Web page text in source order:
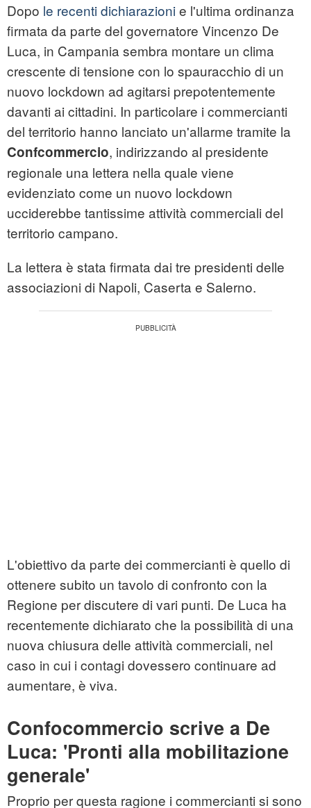
Dopo le recenti dichiarazionie l'ultima ordinanza
firmata da parte del governatore Vincenzo De
Luca, in Campania sembra montare un clima
crescente di tensione con lo spauracchio di un
nuovo lockdown ad agitarsi prepotentemente
davanti ai cittadini. In particolare i commercianti
del territorio hanno lanciato un'allarme tramite la
Confcommercio, indirizzando al presidente
regionale una lettera nella quale viene
evidenziato come un nuovo lockdown
ucciderebbe tantissime attività commerciali del
territorio campano.
La lettera è stata firmata dai tre presidenti delle
associazioni di Napoli, Caserta e Salerno.
L'obiettivo da parte dei commercianti è quello di
ottenere subito un tavolo di confronto con la
Regione per discutere di vari punti. De Luca ha
recentemente dichiarato che la possibilità di una
nuova chiusura delle attività commerciali, nel
caso in cui i contagi dovessero continuare ad
aumentare, è viva.
Confocommercio scrive a De
Luca: 'Pronti alla mobilitazione
generale'
Proprio per questa ragione i commercianti si sono